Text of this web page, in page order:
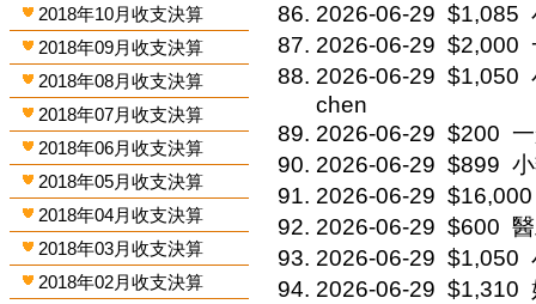
2018年10月收支決算
2018年09月收支決算
2018年08月收支決算
2018年07月收支決算
2018年06月收支決算
2018年05月收支決算
2018年04月收支決算
2018年03月收支決算
2018年02月收支決算
2026-06-29 $1,085
2026-06-29 $2,000
2026-06-29 $1,050
chen
2026-06-29 $200
2026-06-29 $899
2026-06-29 $16,000
2026-06-29 $600
2026-06-29 $1,050
2026-06-29 $1,310